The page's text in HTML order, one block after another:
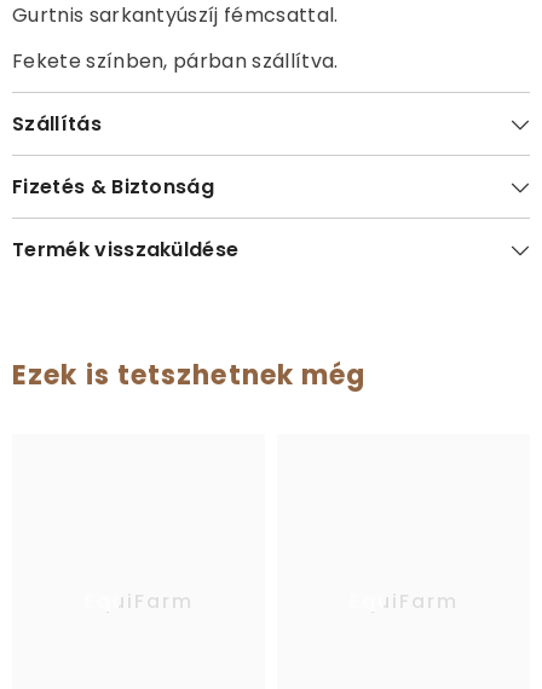
Gurtnis sarkantyúszíj fémcsattal.
Fekete színben, párban szállítva.
Szállítás
Fizetés & Biztonság
Termék visszaküldése
Ezek is tetszhetnek még
EquiFarm EquiFarm